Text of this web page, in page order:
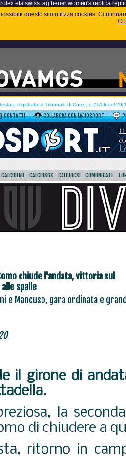
rolex eta swiss tag heuer women's replica
questo sito utilizza cookies.
registrata al Tribunale di Como, n.21/06 del 29/
CONTATTI COLLABORA CON LARIOSPORT
CALCIOLND CALCIOSGS CALCIOCSI COMUNICATI
chiude l'andata, vittoria sul
spalle
e Mancuso, gara ordinata e
il girone di
.
la
di chiudere a
ritorno in